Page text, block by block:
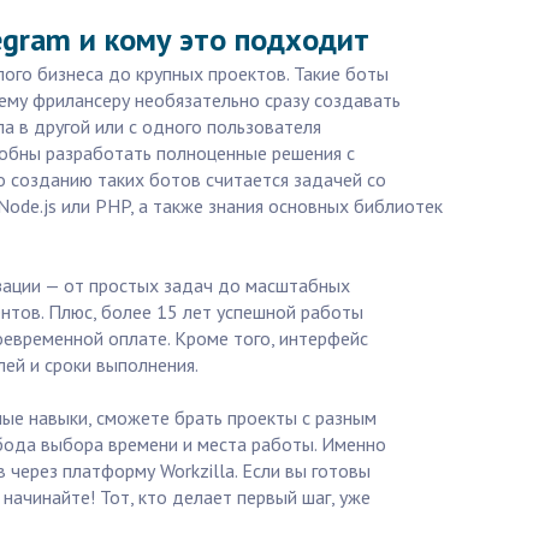
и кому это подходит
бизнеса до крупных проектов. Такие боты
фрилансеру необязательно сразу создавать
другой или с одного пользователя
разработать полноценные решения с
созданию таких ботов считается задачей со
или PHP, а также знания основных библиотек
— от простых задач до масштабных
Плюс, более 15 лет успешной работы
оплате. Кроме того, интерфейс
и сроки выполнения.
навыки, сможете брать проекты с разным
выбора времени и места работы. Именно
через платформу Workzilla. Если вы готовы
Тот, кто делает первый шаг, уже